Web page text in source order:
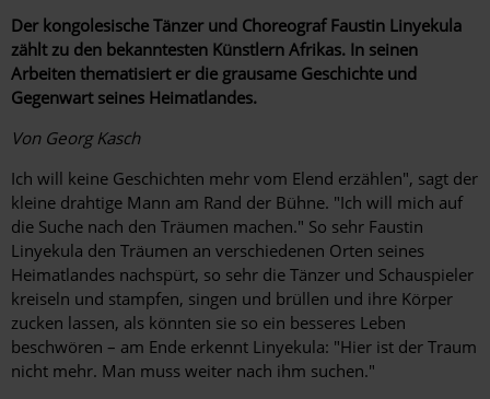
Der kongolesische Tänzer und Choreograf Faustin ­Linyekula
zählt zu den bekanntesten Künstlern ­Afrikas. In seinen
Arbeiten thematisiert er die ­grausame Geschichte und
Gegenwart seines ­Heimatlandes.
Von Georg Kasch
Ich will keine Geschichten mehr vom Elend erzählen", sagt der
kleine drahtige Mann am Rand der Bühne. "Ich will mich auf
die Suche nach den Träumen machen." So sehr Faustin
Linyekula den Träumen an verschiedenen Orten seines
Heimatlandes nachspürt, so sehr die Tänzer und Schauspieler
kreiseln und stampfen, singen und brüllen und ihre ­Körper
zucken lassen, als könnten sie so ein besseres Leben
beschwören – am Ende erkennt Linyekula: "Hier ist der Traum
nicht mehr. Man muss weiter nach ihm suchen."